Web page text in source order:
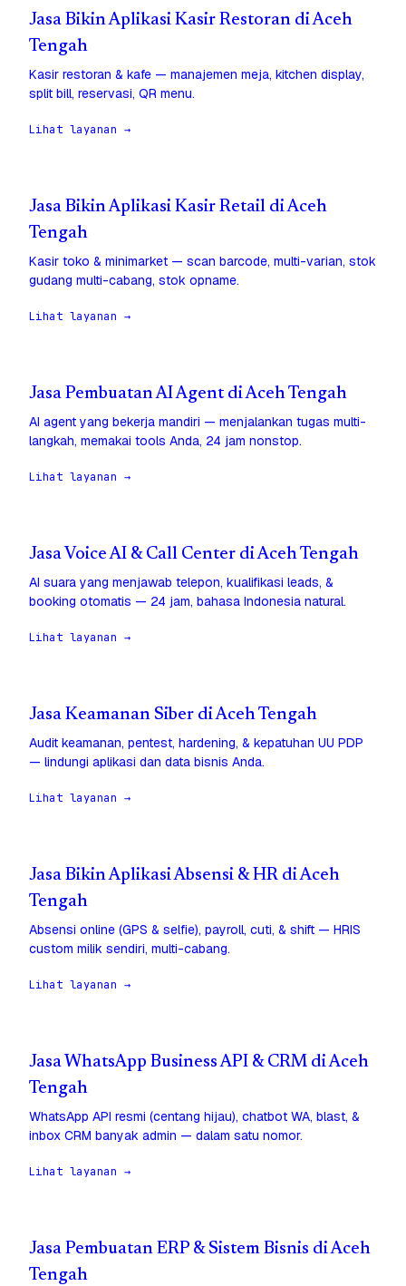
Jasa Bikin Aplikasi Kasir Restoran di Aceh
Tengah
Kasir restoran & kafe — manajemen meja, kitchen display,
split bill, reservasi, QR menu.
Lihat layanan →
Jasa Bikin Aplikasi Kasir Retail di Aceh
Tengah
Kasir toko & minimarket — scan barcode, multi-varian, stok
gudang multi-cabang, stok opname.
Lihat layanan →
Jasa Pembuatan AI Agent di Aceh Tengah
AI agent yang bekerja mandiri — menjalankan tugas multi-
langkah, memakai tools Anda, 24 jam nonstop.
Lihat layanan →
Jasa Voice AI & Call Center di Aceh Tengah
AI suara yang menjawab telepon, kualifikasi leads, &
booking otomatis — 24 jam, bahasa Indonesia natural.
Lihat layanan →
Jasa Keamanan Siber di Aceh Tengah
Audit keamanan, pentest, hardening, & kepatuhan UU PDP
— lindungi aplikasi dan data bisnis Anda.
Lihat layanan →
Jasa Bikin Aplikasi Absensi & HR di Aceh
Tengah
Absensi online (GPS & selfie), payroll, cuti, & shift — HRIS
custom milik sendiri, multi-cabang.
Lihat layanan →
Jasa WhatsApp Business API & CRM di Aceh
Tengah
WhatsApp API resmi (centang hijau), chatbot WA, blast, &
inbox CRM banyak admin — dalam satu nomor.
Lihat layanan →
Jasa Pembuatan ERP & Sistem Bisnis di Aceh
Tengah